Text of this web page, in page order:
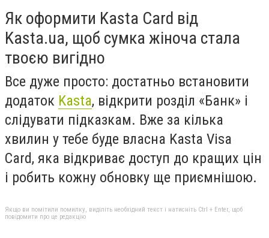
Як оформити Kasta Card від
Kasta.ua, щоб сумка жіноча стала
твоєю вигідно
Все дуже просто: достатньо встановити
додаток Kasta, відкрити розділ «Банк» і
слідувати підказкам. Вже за кілька
хвилин у тебе буде власна Kasta Visa
Card, яка відкриває доступ до кращих цін
і робить кожну обновку ще приємнішою.
Якщо ви помітили помилку, виділіть необхідний текст і натисніть Ctrl + Enter, щоб
повідомити про це редакцію